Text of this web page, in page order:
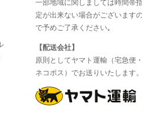
一部地域に関しましては時間帯
定が出来ない場合がございます
で予めご了承ください｡
【配送会社】
原則としてヤマト運輸（宅急便
ネコポス）でお送りいたします